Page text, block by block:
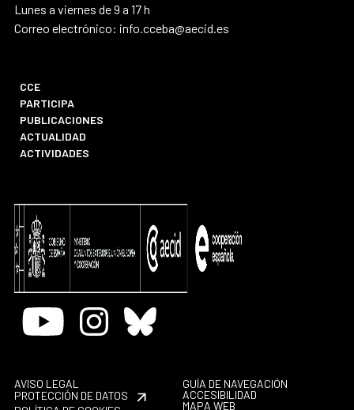
Lunes a viernes de 9 a 17 h
Correo electrónico: info.cceba@aecid.es
CCE
PARTICIPA
PUBLICACIONES
ACTUALIDAD
ACTIVIDADES
Youtube InstagramBluesky
AVISO LEGAL
PROTECCIÓN DE DATOS
GUÍA DE NAVEGACIÓN
ACCESIBILIDAD
MAPA WEB